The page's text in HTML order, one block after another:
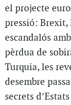
el projecte
pressió: Brexit,
escandalós
pèrdua de
Turquia, les
desembre
secrets